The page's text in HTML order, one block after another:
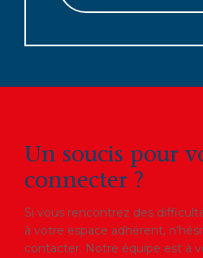
Un soucis pour
connecter ?
Si vous rencontrez des
à votre espace adhérent,
contacter. Notre équipe est à